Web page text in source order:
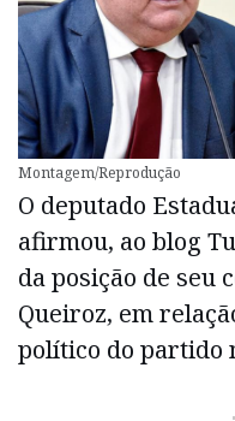
Montagem/Reprodução
O deputado
afirmou, ao blog
da posição de seu
Queiroz, em
político do partido